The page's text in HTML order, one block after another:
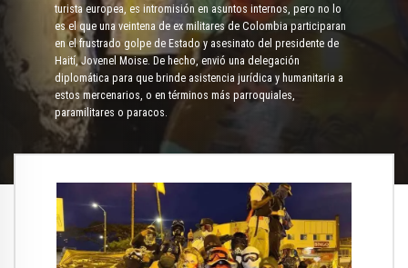
turista europea, es intromisión en asuntos internos, pero no lo
es el que una veintena de ex militares de Colombia participaran
en el frustrado golpe de Estado y asesinato del presidente de
Haití, Jovenel Moise. De hecho, envió una delegación
diplomática para que brinde asistencia jurídica y humanitaria a
estos mercenarios, o en términos más parroquiales,
paramilitares o paracos.